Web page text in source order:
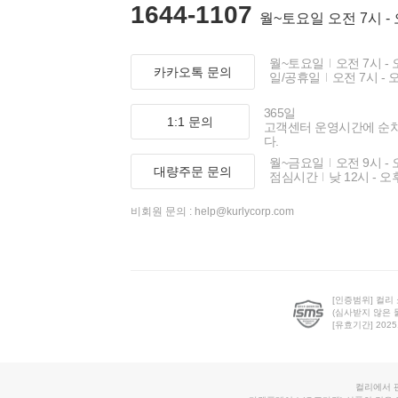
1644-1107 월~토요일 오전 7시 -
카카오톡 문의
월~토요일
오전 7시 -
일/공휴일
오전 7시 -
1:1 문의
365일
고객센터 운영시간에 순
다.
대량주문 문의
월~금요일
오전 9시 -
점심시간
낮 12시 - 오
비회원 문의 : help@kurlycorp.com
[인증범위] 컬리
(심사받지 않은
[유효기간]
컬리에서